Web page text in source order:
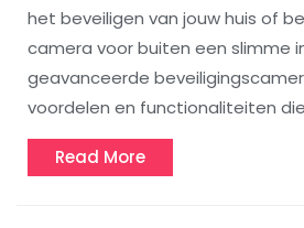
het beveiligen van jouw huis of
camera voor buiten een slimme
geavanceerde
voordelen en functionaliteiten
Read MoreRead
More